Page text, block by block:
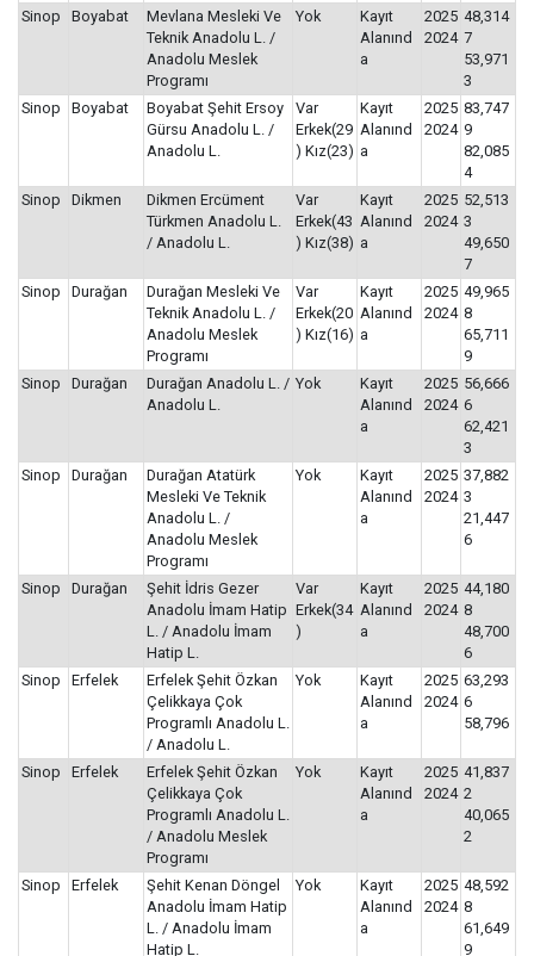
Sinop
Boyabat
Mevlana Mesleki Ve
Teknik Anadolu L. /
Anadolu Meslek
Programı
Yok
Kayıt
Alanınd
a
2025
2024
48,314
7
53,971
3
Sinop
Boyabat
Boyabat Şehit Ersoy
Gürsu Anadolu L. /
Anadolu L.
Var
Erkek(29
) Kız(23)
Kayıt
Alanınd
a
2025
2024
83,747
9
82,085
4
Sinop
Dikmen
Dikmen Ercüment
Türkmen Anadolu L.
/ Anadolu L.
Var
Erkek(43
) Kız(38)
Kayıt
Alanınd
a
2025
2024
52,513
3
49,650
7
Sinop
Durağan
Durağan Mesleki Ve
Teknik Anadolu L. /
Anadolu Meslek
Programı
Var
Erkek(20
) Kız(16)
Kayıt
Alanınd
a
2025
2024
49,965
8
65,711
9
Sinop
Durağan
Durağan Anadolu L. /
Anadolu L.
Yok
Kayıt
Alanınd
a
2025
2024
56,666
6
62,421
3
Sinop
Durağan
Durağan Atatürk
Mesleki Ve Teknik
Anadolu L. /
Anadolu Meslek
Programı
Yok
Kayıt
Alanınd
a
2025
2024
37,882
3
21,447
6
Sinop Durağan
Şehit İdris Gezer
Anadolu İmam Hatip
L. / Anadolu İmam
Hatip L.
Var
Erkek(34
)
Kayıt
Alanınd
a
2025
2024
44,180
8
48,700
6
Sinop
Erfelek
Erfelek Şehit Özkan
Çelikkaya Çok
Programlı Anadolu L.
/ Anadolu L.
Yok
Kayıt
Alanınd
a
2025
2024
63,293
6
58,796
Sinop Erfelek
Erfelek Şehit Özkan
Çelikkaya Çok
Programlı Anadolu L.
/ Anadolu Meslek
Programı
Yok
Kayıt
Alanınd
a
2025
2024
41,837
2
40,065
2
Sinop Erfelek
Şehit Kenan Döngel
Anadolu İmam Hatip
L. / Anadolu İmam
Hatip L.
Yok
Kayıt
Alanınd
a
2025
2024
48,592
8
61,649
9